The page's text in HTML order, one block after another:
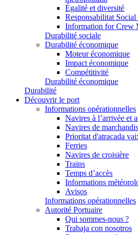
Égalité et diversité
Responsabilitat
Information for Crew
Durabilité sociale
Durabilité économique
Moteur économique
Impact économique
Compétitivité
Durabilité économique
Durabilité
Découvrir le port
Informations opérationnelles
Navires à l’arrivée et
Navires de
Prioritat d'atracada
Ferries
Navires de croisière
Trains
Temps d’accès
Informations
Avisos
Informations opérationnelles
Autorité Portuaire
Qui sommes-nous ?
Trabaja con nosotros